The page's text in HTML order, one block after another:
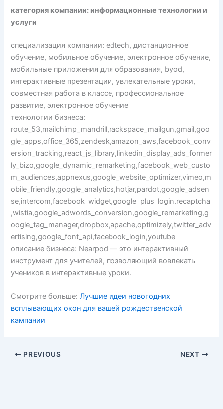
категория компании: информационные технологии и
услуги
специализация компании: edtech, дистанционное
обучение, мобильное обучение, электронное обучение,
мобильные приложения для образования, byod,
интерактивные презентации, увлекательные уроки,
совместная работа в классе, профессиональное
развитие, электронное обучение
технологии бизнеса:
route_53,mailchimp_mandrill,rackspace_mailgun,gmail,goo
gle_apps,office_365,zendesk,amazon_aws,facebook_conv
ersion_tracking,react_js_library,linkedin_display_ads_former
ly_bizo,google_dynamic_remarketing,facebook_web_custo
m_audiences,appnexus,google_website_optimizer,vimeo,m
obile_friendly,google_analytics,hotjar,pardot,google_adsen
se,intercom,facebook_widget,google_plus_login,recaptcha
,wistia,google_adwords_conversion,google_remarketing,g
oogle_tag_manager,dropbox,apache,optimizely,twitter_adv
ertising,google_font_api,facebook_login,youtube
описание бизнеса: Nearpod — это интерактивный
инструмент для учителей, позволяющий вовлекать
учеников в интерактивные уроки.
Смотрите больше:Лучшие идеи новогодних
всплывающих окон для вашей рождественской
кампании
PREVIOUS NEXT